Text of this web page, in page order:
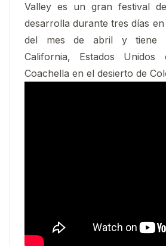
Valley es un gran festival
desarrolla durante tres días
del mes de abril y tiene
California, Estados
Coachella en el desierto de